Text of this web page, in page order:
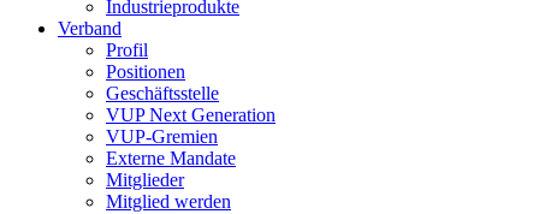
Industrieprodukte
Verband
Profil
Positionen
Geschäftsstelle
VUP Next Generation
VUP-Gremien
Externe Mandate
Mitglieder
Mitglied werden